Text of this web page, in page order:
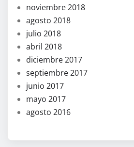
noviembre 2018
agosto 2018
julio 2018
abril 2018
diciembre 2017
septiembre 2017
junio 2017
mayo 2017
agosto 2016